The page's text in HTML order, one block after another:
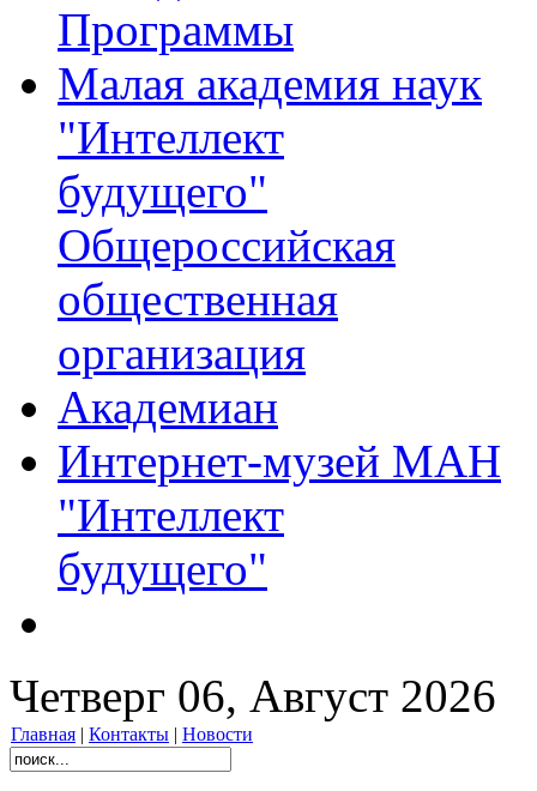
Программы
Малая академия наук
"Интеллект
будущего"
Общероссийская
общественная
организация
Академиан
Интернет-музей МАН
"Интеллект
будущего"
Четверг 06, Август 2026
Главная | Контакты | Новости